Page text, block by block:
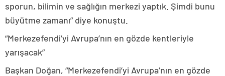
sporun, bilimin ve sağlığın merkezi yaptık. Şimdi bunu
büyütme zamanı” diye konuştu.
“Merkezefendi’yi Avrupa’nın en gözde kentleriyle
yarışacak”
Başkan Doğan, “Merkezefendi’yi Avrupa’nın en gözde